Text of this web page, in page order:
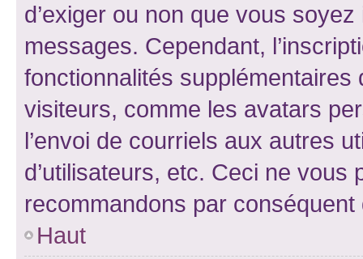
d’exiger ou non que vous
messages. Cependant,
fonctionnalités
visiteurs, comme les avatars
l’envoi de courriels aux autres
d’utilisateurs, etc. Ceci ne vous
recommandons par conséquent
Haut